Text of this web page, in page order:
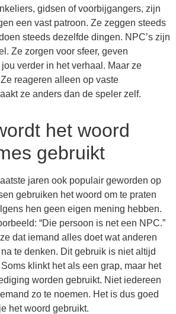
gidsen of voorbijgangers, zijn
een vast patroon. Ze zeggen steeds
steeds dezelfde dingen. NPC’s zijn
Ze zorgen voor sfeer, geven
verder in het verhaal. Maar ze
reageren alleen op vaste
ze anders dan de speler zelf.
het woord
gebruikt
jaren ook populair geworden op
gebruiken het woord om te praten
hen geen eigen mening hebben.
“Die persoon is net een NPC.”
dat iemand alles doet wat anderen
te denken. Dit gebruik is niet altijd
klinkt het als een grap, maar het
worden gebruikt. Niet iedereen
zo te noemen. Het is dus goed
het woord gebruikt.